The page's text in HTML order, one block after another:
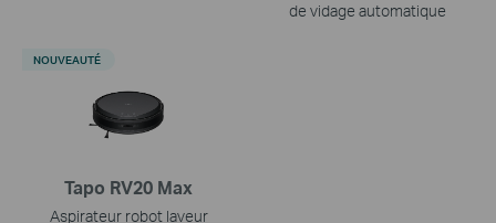
de vidage automatique
Tapo RV20 Max
Aspirateur robot laveur
NOUVEAUTÉ